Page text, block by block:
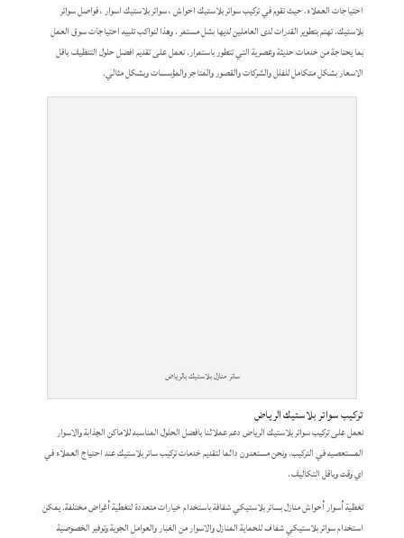
احتياجات العملاء. حيث نقوم في تركيب سواتر بلاستيك احواش ، سواتر بلاستيك اسوار ، فواصل سواتر
بلاستيك. تهتم بتطوير القدرات لدى العاملين لديها بشل مستمر . وهذا لنواكب تلبيه احتياجات سوق العمل
بما يحتاجة من خدمات حديثة وعصرية التي تتطور باستمرار. نعمل على تقديم افضل حلول التنظيف باقل
الاسعار بشكل متكامل للفلل والشركات والقصور والمتاجر والمؤسسات وبشكل مثالي.
ساتر منازل بلاستيك بالرياض
تركيب سواتر بلاستيك الرياض
نعمل على تركيب سواتر بلاستيك الرياض دعم عملائنا بافضل الحلول المناسبه للاماكن الجذابة والاسوار
المستعصيه في التركيب. ونحن مستعدون دائما لتقديم خدمات تركيب ساتر بلاستيك عند احتياج العملاء في
اي وقت وباقل التكاليف.
تغطية أسوار أحواش منازل بساتر بلاستيكي شفافة باستخدام خيارات متعددة لتغطية أغراض مختلفة. يمكن
استخدام سواتر بلاستيكي شفاف للحماية المنازل والاسوار من الغبار والعوامل الجوية وتوفير الخصوصية